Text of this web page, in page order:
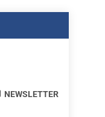
NEWSLETTER